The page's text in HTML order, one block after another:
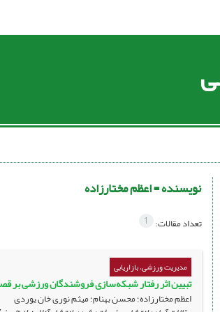
نویسنده =اعظم مختارزاده
تعداد مقالات: 1
مدیریت ورزشی، بازاریابی
تبیین اثر رفتار شبکه‌سازی فروشندگان ورزشی بر
اعظم مختارزاده؛ محسن بهنام؛ میثم نوری خان یوردی